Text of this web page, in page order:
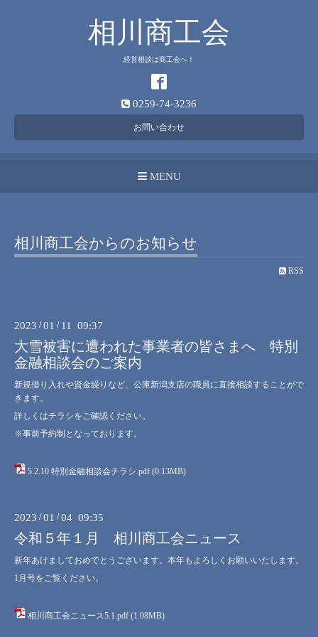
相川商工会
経営相談は商工会へ！
0259-74-3236
お問い合わせ
MENU
相川商工会からのお知らせ
RSS
2023 /01 / 11 09:37
大雪被害に遭われた事業者の皆さまへ 特別
金融相談会のご案内
新規借り入れや資金繰りなど、公庫新潟支店の職員に直接相談することがで
きます。
詳しくはチラシをご確認ください。
※事前予約制となっております。
5.2.10 特別金融相談会チラシ.pdf (0.13MB)
2023 /01 /04 09:35
令和５年１月 相川商工会ニュース
新年あけましておめでとうございます。本年もよろしくお願いいたします。
1月号をご覧ください。
相川商工会ニュース5.1.pdf (1.08MB)